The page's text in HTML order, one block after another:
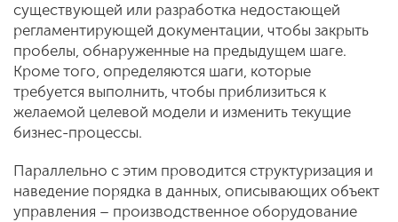
существующей или разработка недостающей
регламентирующей документации, чтобы закрыть
пробелы, обнаруженные на предыдущем шаге.
Кроме того, определяются шаги, которые
требуется выполнить, чтобы приблизиться к
желаемой целевой модели и изменить текущие
бизнес-процессы.
Параллельно с этим проводится структуризация и
наведение порядка в данных, описывающих объект
управления – производственное оборудование